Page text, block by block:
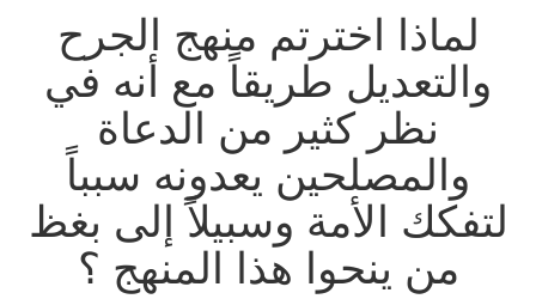
لماذا اخترتم منهج الجرح
والتعديل طريقاً مع أنه في
نظر كثير من الدعاة
والمصلحين يعدونه سبباً
لتفكك الأمة وسبيلاً إلى بغظ
من ينحوا هذا المنهج ؟